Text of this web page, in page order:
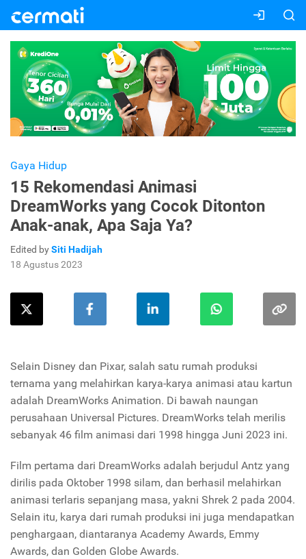
Gaya Hidup
15 Rekomendasi Animasi
DreamWorks yang Cocok Ditonton
Anak-anak, Apa Saja Ya?
Edited bySiti Hadijah
18 Agustus 2023
Selain Disney dan Pixar, salah satu rumah produksi
ternama yang melahirkan karya-karya animasi atau kartun
adalah DreamWorks Animation. Di bawah naungan
perusahaan Universal Pictures. DreamWorks telah merilis
sebanyak 46 film animasi dari 1998 hingga Juni 2023 ini.
Film pertama dari DreamWorks adalah berjudul Antz yang
dirilis pada Oktober 1998 silam, dan berhasil melahirkan
animasi terlaris sepanjang masa, yakni Shrek 2 pada 2004.
Selain itu, karya dari rumah produksi ini juga mendapatkan
penghargaan, diantaranya Academy Awards, Emmy
Awards, dan Golden Globe Awards.